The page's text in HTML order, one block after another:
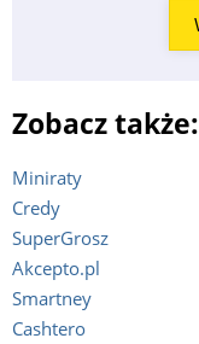
Zobacz także:
Miniraty
Credy
SuperGrosz
Akcepto.pl
Smartney
Cashtero